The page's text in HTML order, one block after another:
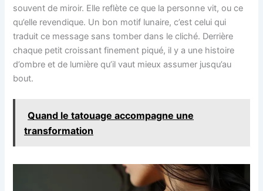
souvent de miroir. Elle reflète ce que la personne vit, ou ce
qu’elle revendique. Un bon motif lunaire, c’est celui qui
traduit ce message sans tomber dans le cliché. Derrière
chaque petit croissant finement piqué, il y a une histoire
d’ombre et de lumière qu’il vaut mieux assumer jusqu’au
bout.
Quand le tatouage accompagne une
transformation